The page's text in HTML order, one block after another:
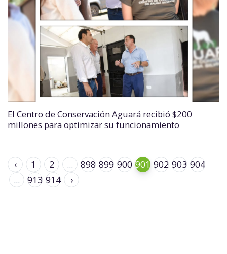
El Centro de Conservación Aguará recibió $200
millones para optimizar su funcionamiento
‹ 1 2 ... 898 899 900 901 902 903 904
...
913 914 ›